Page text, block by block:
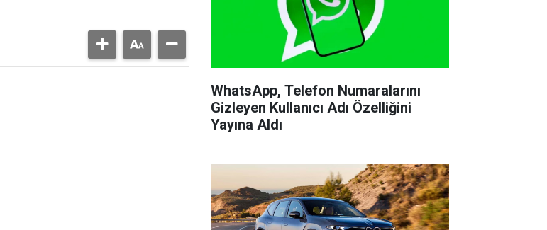
WhatsApp, Telefon Numaralarını
Gizleyen Kullanıcı Adı Özelliğini
Yayına Aldı